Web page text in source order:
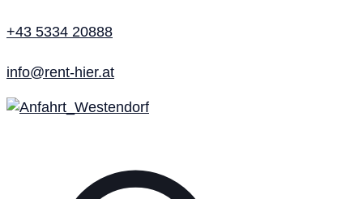
+43 5334 20888
info@rent-hier.at